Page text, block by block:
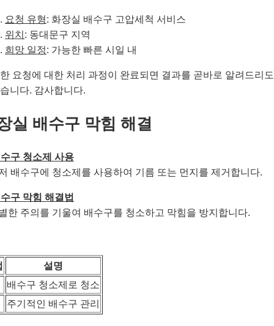
요청 유형: 화장실 배수구 고압세척 서비스
위치 : 동대문구 지역
희망 일정: 가능한 빠른 시일 내
요청에 대한 처리 과정이 완료되면 결과를 곧바로 알려드리
니다. 감사합니다.
실 배수구 막힘 해결
구 청소제 사용
배수구에 청소제를 사용하여 기름 또는 먼지를 제거합니다.
구 막힘 해결법
한 주의를 기울여 배수구를 청소하고 막힘을 방지합니다.
설명
배수구 청소제로 청소
주기적인 배수구 관리